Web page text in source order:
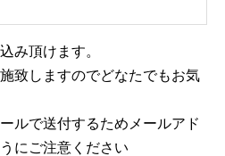
み頂けます。
致しますのでどなたでもお気
ルで送付するためメールアド
にご注意ください